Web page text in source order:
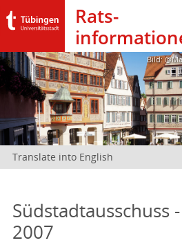
Rats­
Bild:
Translate into English
Südstadtausschuss
2007